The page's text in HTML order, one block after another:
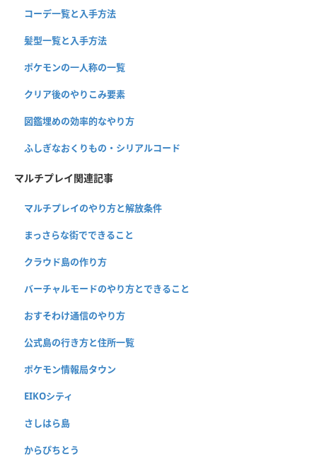
コーデ一覧と入手方法
髪型一覧と入手方法
ポケモンの一人称の一覧
クリア後のやりこみ要素
図鑑埋めの効率的なやり方
ふしぎなおくりもの・シリアルコード
マルチプレイ関連記事
マルチプレイのやり方と解放条件
まっさらな街でできること
クラウド島の作り方
バーチャルモードのやり方とできること
おすそわけ通信のやり方
公式島の行き方と住所一覧
ポケモン情報局タウン
EIKOシティ
さしはら島
からぴちとう